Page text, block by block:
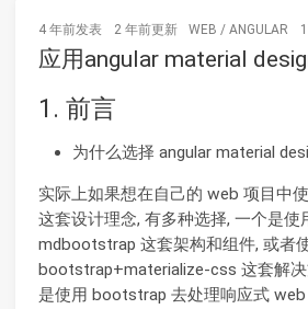
4 年前发表 2 年前更新 WEB / ANGULAR
应用angular material
1. 前言
为什么选择 angular material
实际上如果想在自己的 web 项目中
这套设计理念, 有多种选择, 一个是
mdbootstrap 这套架构和组件, 或者
bootstrap+materialize-css 这套解
是使用 bootstrap 去处理响应式 web